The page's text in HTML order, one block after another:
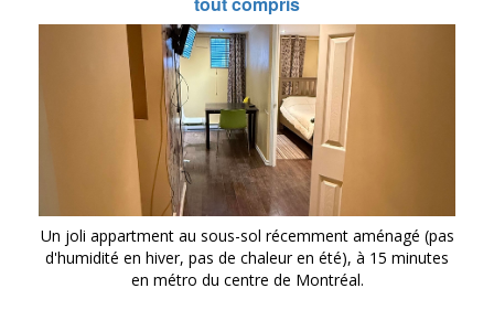
Un joli appartment au sous-sol récemment aménagé (pas
d'humidité en hiver, pas de chaleur en été), à 15 minutes
en métro du centre de Montréal.